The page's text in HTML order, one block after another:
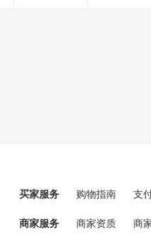
买家服务 购物指南 支
商家服务 商家资质 商